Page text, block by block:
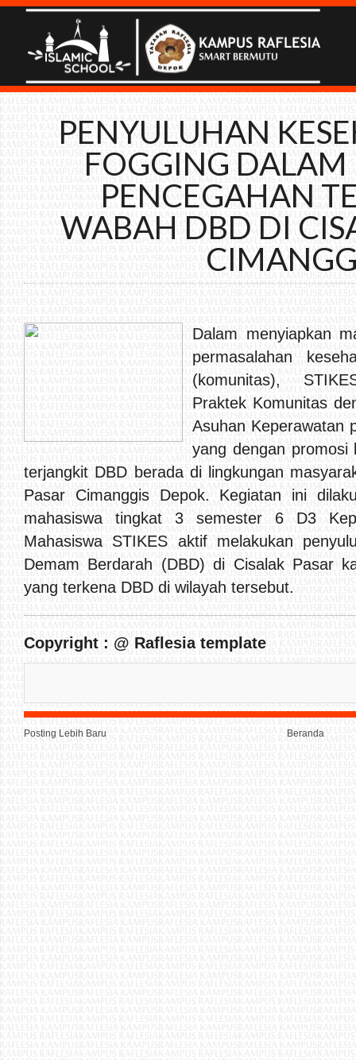
PENYULUHAN
FOGGING
PENCEGAHAN
WABAH DBD DI
Dalam menyiapkan
permasalahan
(komunitas),
Praktek Komunitas
Asuhan Keperawatan
yang dengan promosi
terjangkit DBD berada di lingkungan
Pasar Cimanggis Depok. Kegiatan ini
mahasiswa tingkat 3 semester 6 D3
Mahasiswa STIKES aktif melakukan
Demam Berdarah (DBD) di Cisalak Pasar
yang terkena DBD di wilayah tersebut.
Copyright : @ Raflesia template
Posting Lebih Baru Beranda